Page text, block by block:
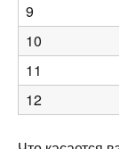
9
10
11
12